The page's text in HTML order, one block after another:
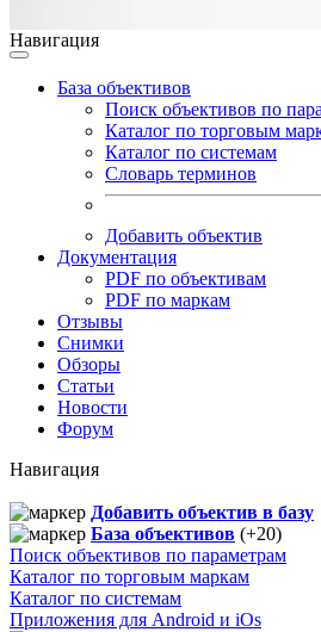
Навигация
База объективов
Поиск объективов по
Каталог по торговым
Каталог по системам
Словарь терминов
Добавить объектив
Документация
PDF по объективам
PDF по маркам
Отзывы
Снимки
Обзоры
Статьи
Новости
Форум
Навигация
Добавить объектив в базу
База объективов (+20)
Поиск объективов по параметрам
Каталог по торговым маркам
Каталог по системам
Приложения для Android и iOs